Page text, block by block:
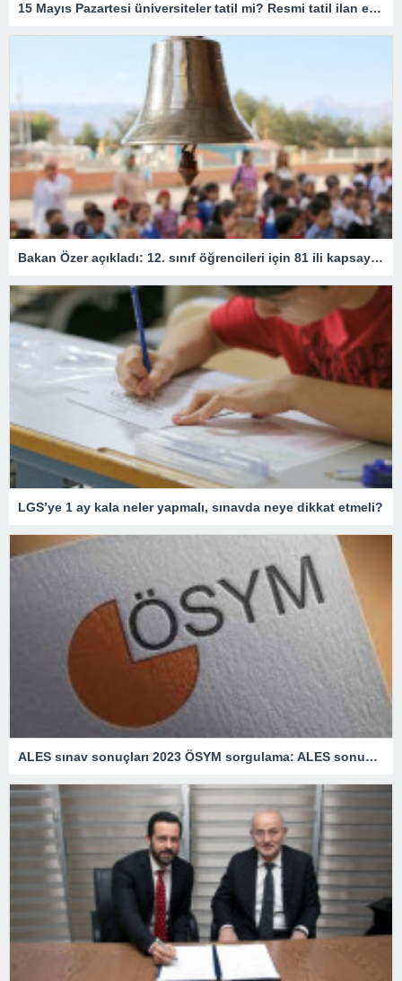
15 Mayıs Pazartesi üniversiteler tatil mi? Resmi tatil ilan edildi mi? Lisans, ön lisans, doktora, yüksek lisans…
Bakan Özer açıkladı: 12. sınıf öğrencileri için 81 ili kapsayan devamsızlık kararı
LGS’ye 1 ay kala neler yapmalı, sınavda neye dikkat etmeli?
ALES sınav sonuçları 2023 ÖSYM sorgulama: ALES sonuçları ne zaman açıklanacak?